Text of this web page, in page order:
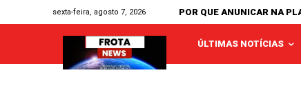
sexta-feira, agosto 7, 2026 POR QUE ANUNICAR NA
ÚLTIMAS NOTÍCIAS